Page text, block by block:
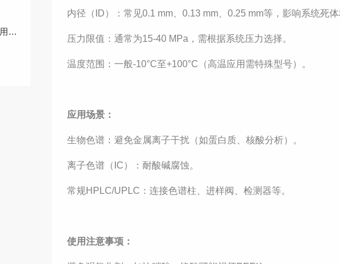
氧化亚氮分析仪的主要优势：实用性与可靠性
内径（ID）：常见0.1 mm、0.13 mm、0.25 mm等，影响系统死
压力限值：通常为15-40 MPa，需根据系统压力选择。
温度范围：一般-10°C至+100°C（高温应用需特殊型号）。
应用场景：
生物色谱：避免金属离子干扰（如蛋白质、核酸分析）。
离子色谱（IC）：耐酸碱腐蚀。
常规HPLC/UPLC：连接色谱柱、进样阀、检测器等。
使用注意事项：